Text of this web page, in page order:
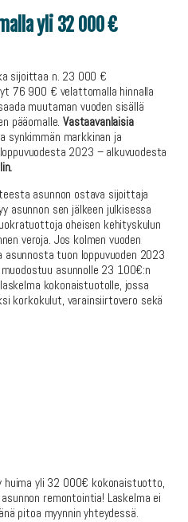
yli 32 000 €
sijoittaa n. 23 000 €
76 900 € velattomalla hinnalla
muutaman vuoden sisällä
pääomalle.Vastaavanlaisia
synkimmän markkinan ja
2023 – alkuvuodesta
asunnon ostava sijoittaja
asunnon sen jälkeen julkisessa
oheisen kehityskulun
veroja. Jos kolmen vuoden
tuon loppuvuoden 2023
asunnolle 23 100€:n
kokonaistuotolle, jossa
korkokulut, varainsiirtovero sekä
yli 32 000€ kokonaistuotto,
remontointia! Laskelma ei
pitoa myynnin yhteydessä.